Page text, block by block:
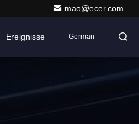
mao@ecer.com
Ereignisse German